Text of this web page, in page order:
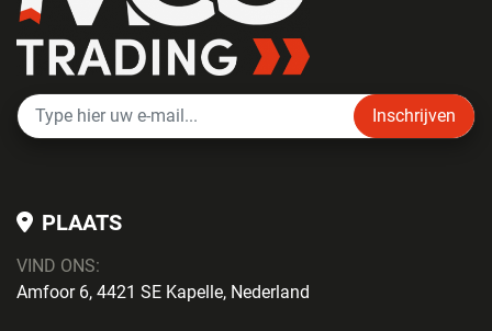
Inschrijven
PLAATS
VIND ONS:
Amfoor 6, 4421 SE Kapelle, Nederland